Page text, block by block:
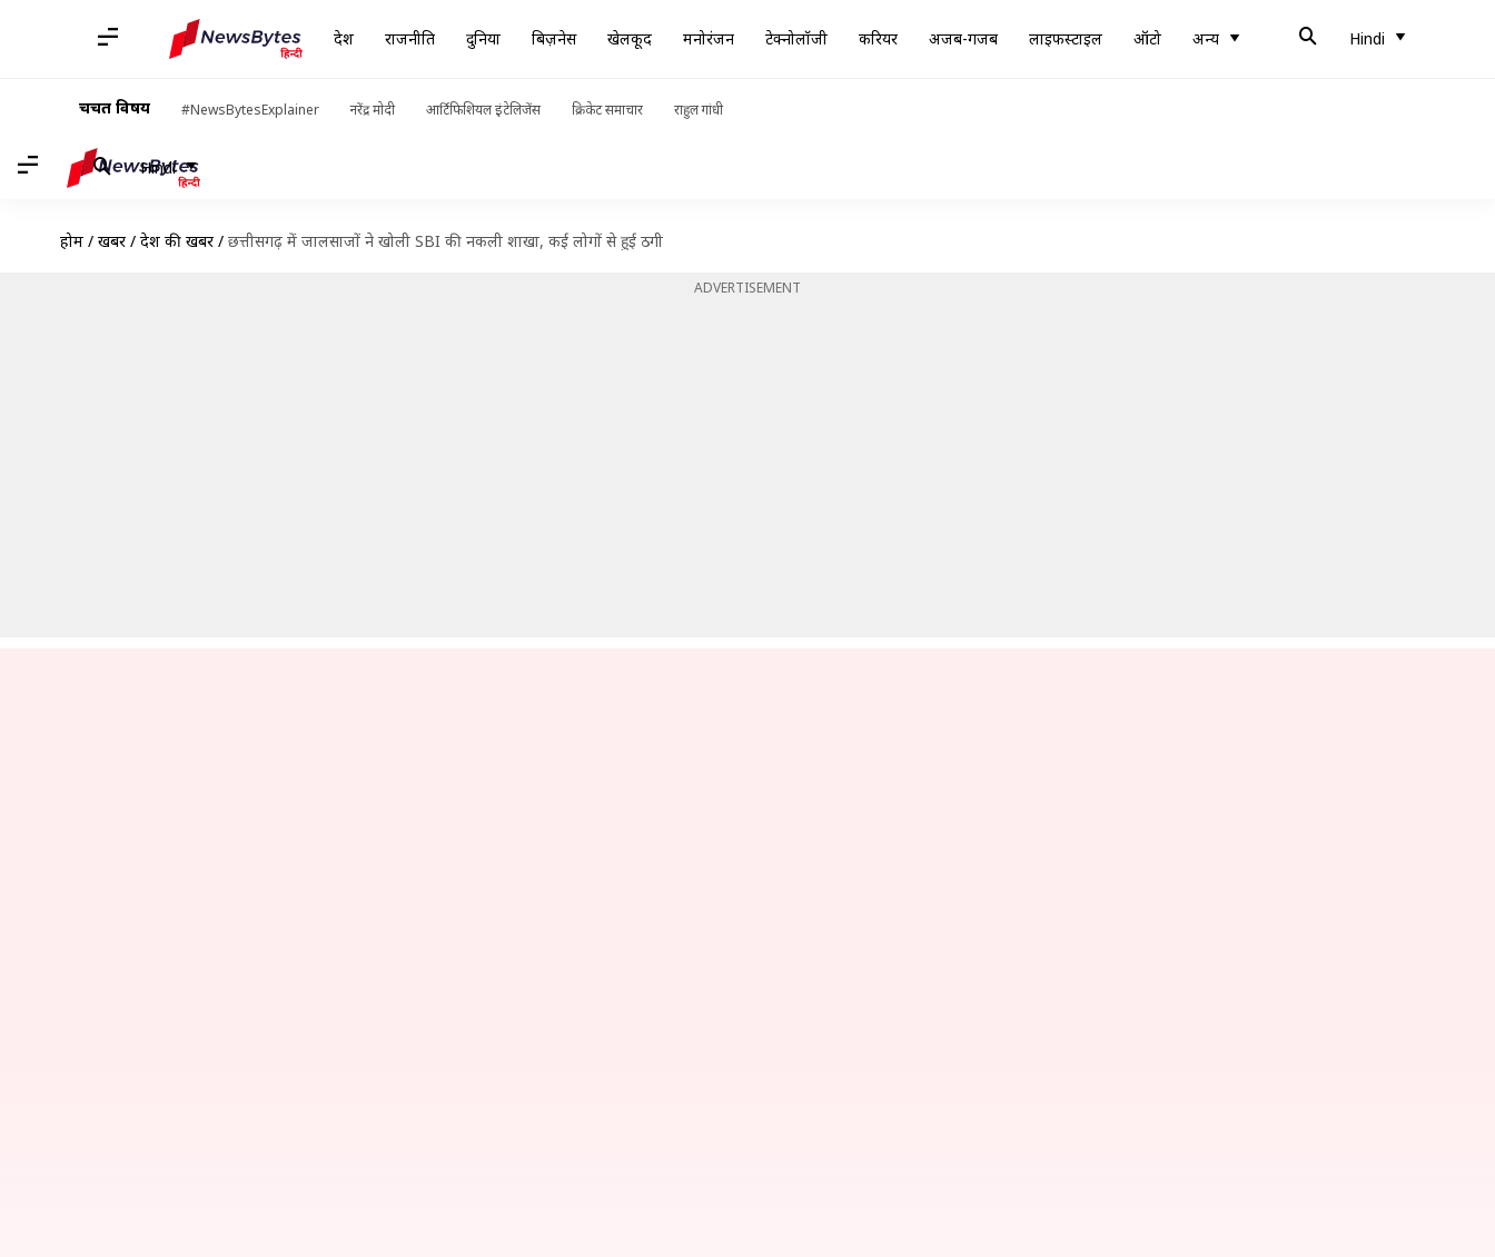
देश राजनीति दुनिया बिज़नेस खेलकूद मनोरंजन टेक्नोलॉजी करियर अजब-गजब लाइफस्टाइल ऑटो अन्य Hindi
चर्चित विषय #NewsBytesExplainer नरेंद्र मोदी आर्टिफिशियल इंटेलिजेंस क्रिकेट समाचार राहुल गांधी
Hindi
होम / खबरें / देश की खबरें / छत्तीसगढ़ में जालसाजों ने खोली SBI की नकली शाखा, कई लोगों से हुई ठगी
ADVERTISEMENT